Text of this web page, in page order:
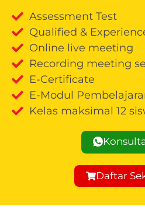
Assessment Test
Qualified &
Online live meeting
Recording meeting
E-Certificate
E-Modul
Kelas maksimal 12
Daftar